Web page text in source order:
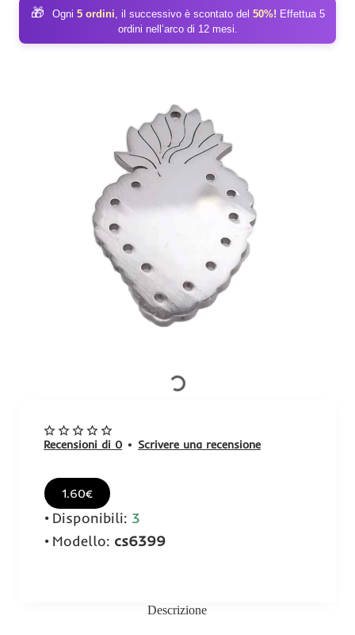
🎁 Ogni 5 ordini, il successivo è scontato del 50%! Effettua 5
ordini nell’arco di 12 mesi.
Recensioni di 0 • Scrivere una recensione
1.60€
Disponibili: 3
Modello: cs6399
Descrizione